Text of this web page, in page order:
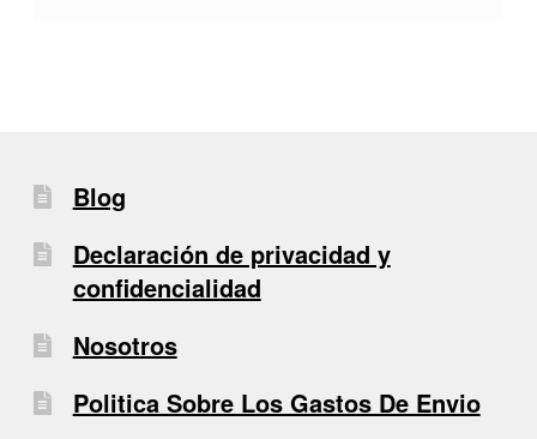
Blog
Declaración de privacidad y
confidencialidad
Nosotros
Politica Sobre Los Gastos De Envio